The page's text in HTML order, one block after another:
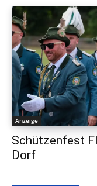
Anzeige
Schützenfest
Dorf